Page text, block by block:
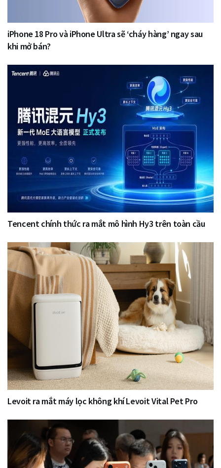
iPhone 18 Pro và iPhone Ultra sẽ ‘cháy hàng’ ngay sau
khi mở bán?
Tencent chính thức ra mắt mô hình Hy3 trên toàn cầu
Levoit ra mắt máy lọc không khí Levoit Vital Pet Pro